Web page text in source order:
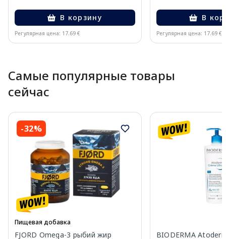
В корзину
Регулярная цена: 17.69 €
В
Регулярная цена: 17.69 €
Самые популярные товары
сейчас
-32%
Пищевая добавка
FJORD Omega-3 рыбий жир BIODERMA